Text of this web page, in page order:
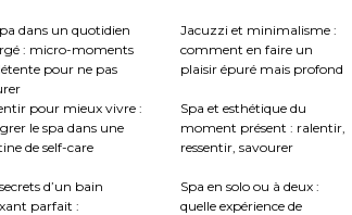
dans un quotidien
: micro-moments
pour ne pas
Jacuzzi et minimalisme :
comment en faire un
plaisir épuré mais profond
pour mieux vivre :
le spa dans une
de self-care
Spa et esthétique du
moment présent : ralentir,
ressentir, savourer
d’un bain
parfait :
Spa en solo ou à deux :
quelle expérience de